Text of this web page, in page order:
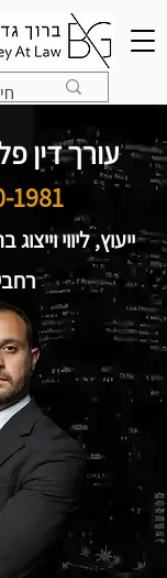
עורך דין
1981
ייעוץ, ליווי